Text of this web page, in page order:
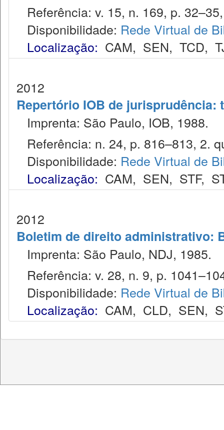
Referência: v. 15, n. 169, p.
Disponibilidade: Rede Virtual de
Localização: CAM, SEN, TCD,
2012
Repertório IOB de
Imprenta: São Paulo, IOB, 1988.
Referência: n. 24, p. 816–813, 2.
Disponibilidade: Rede Virtual de
Localização: CAM, SEN, STF,
2012
Boletim de direito administrativo:
Imprenta: São Paulo, NDJ, 1985.
Referência: v. 28, n. 9, p.
Disponibilidade: Rede Virtual de
Localização: CAM, CLD, SEN,